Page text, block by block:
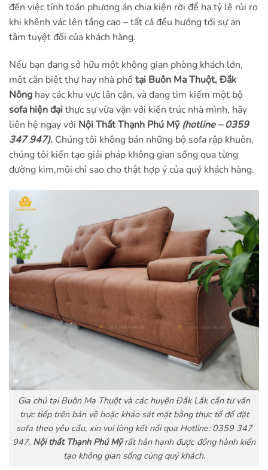
đến việc tính toán phương án chia kiện rời để hạ tỷ lệ rủi ro
khi khênh vác lên tầng cao – tất cả đều hướng tới sự an
tâm tuyệt đối của khách hàng.
Nếu bạn đang sở hữu một không gian phòng khách lớn,
một căn biệt thự hay nhà phố tại Buôn Ma Thuột, Đắk
Nông hay các khu vực lân cận, và đang tìm kiếm một bộ
sofa hiện đạithực sự vừa vặn với kiến trúc nhà mình, hãy
liên hệ ngay với Nội Thất Thạnh Phú Mỹ(hotline – 0359
347 947). Chúng tôi không bán những bộ sofa rập khuôn,
chúng tôi kiến tạo giải pháp không gian sống qua từng
đường kim,mũi chỉ sao cho thật hợp ý của quý khách hàng.
Gia chủ tại Buôn Ma Thuột và các huyện Đắk Lắk cần tư vấn
trực tiếp trên bản vẽ hoặc khảo sát mặt bằng thực tế để đặt
sofa theo yêu cầu, xin vui lòng kết nối qua Hotline: 0359 347
947. Nội thất Thạnh Phú Mỹrất hân hạnh được đồng hành kiến
tạo không gian sống cùng quý khách.